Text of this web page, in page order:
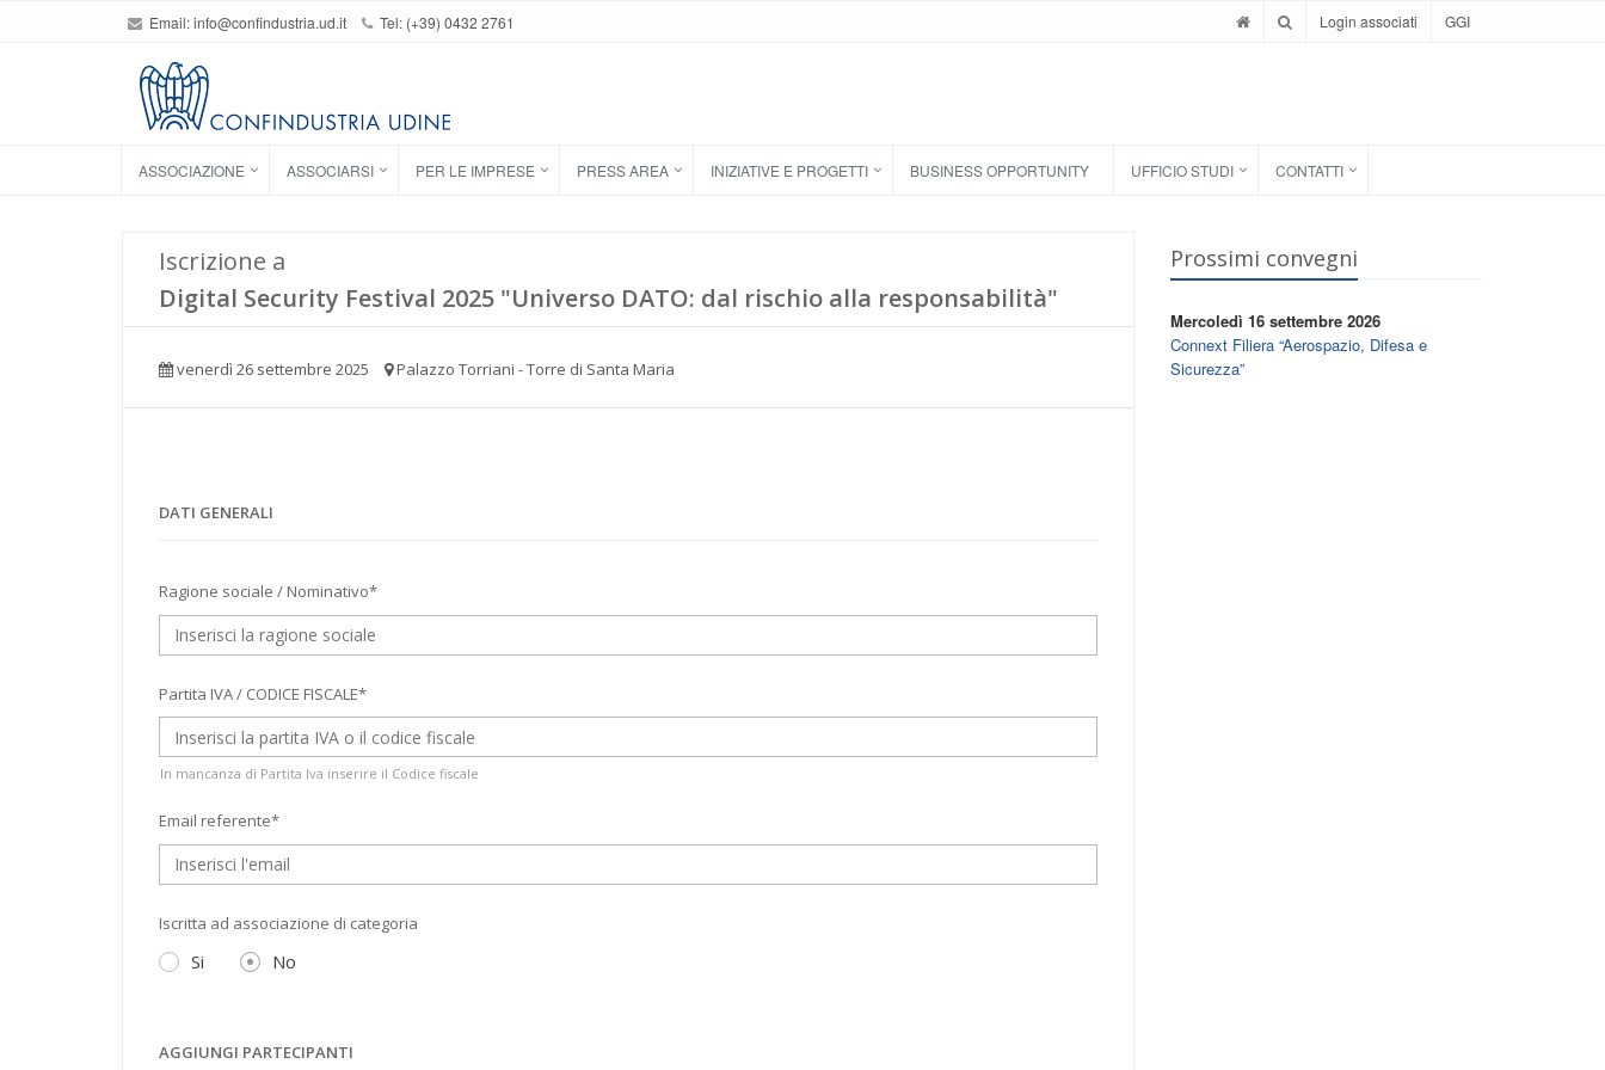
Email:info@confindustria.ud.it Tel: (+39) 0432 2761 Login associati GGI
ASSOCIAZIONE ASSOCIARSI PER LE IMPRESE PRESS AREA INIZIATIVE E PROGETTI BUSINESS OPPORTUNITY UFFICIO STUDI CONTATTI
Iscrizione a
Digital Security Festival 2025 "Universo DATO: dal rischio alla responsabilità"
venerdì 26 settembre 2025 Palazzo Torriani - Torre di Santa Maria
DATI GENERALI
Ragione sociale / Nominativo*
Partita IVA / CODICE FISCALE*
In mancanza di Partita Iva inserire il Codice fiscale
Email referente*
Iscritta ad associazione di categoria
Si No
AGGIUNGI PARTECIPANTI
Prossimi convegni
Mercoledì 16 settembre 2026
Connext Filiera “Aerospazio, Difesa e
Sicurezza”